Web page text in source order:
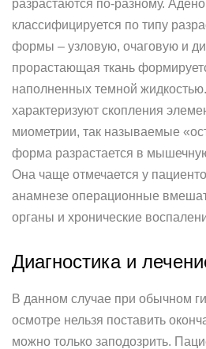
разрастаются по-разному.
классифицируется по типу
формы – узловую, очаговую и
прорастающая ткань
наполненных темной
характеризуют скопления
миометрии, так называемые
форма разрастается в
Она чаще отмечается у
анамнезе операционные
органы и хронические
Диагностика и
В данном случае при обычном
осмотре нельзя поставить
можно только заподозрить.